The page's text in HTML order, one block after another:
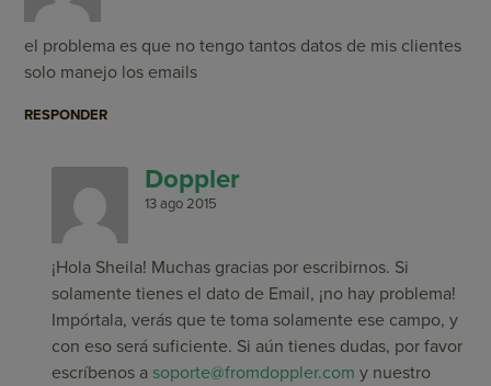
el problema es que no tengo tantos datos de mis clientes
solo manejo los emails
RESPONDER
Doppler
13 ago 2015
¡Hola Sheila! Muchas gracias por escribirnos. Si
solamente tienes el dato de Email, ¡no hay problema!
Impórtala, verás que te toma solamente ese campo, y
con eso será suficiente. Si aún tienes dudas, por favor
escríbenos a soporte@fromdoppler.com y nuestro